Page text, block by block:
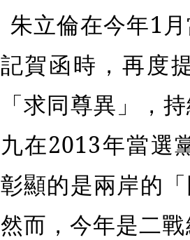
朱立倫在今年1
記賀函時，再度
「求同尊異」，
九在2013年當選
彰顯的是兩岸的
然而，今年是二